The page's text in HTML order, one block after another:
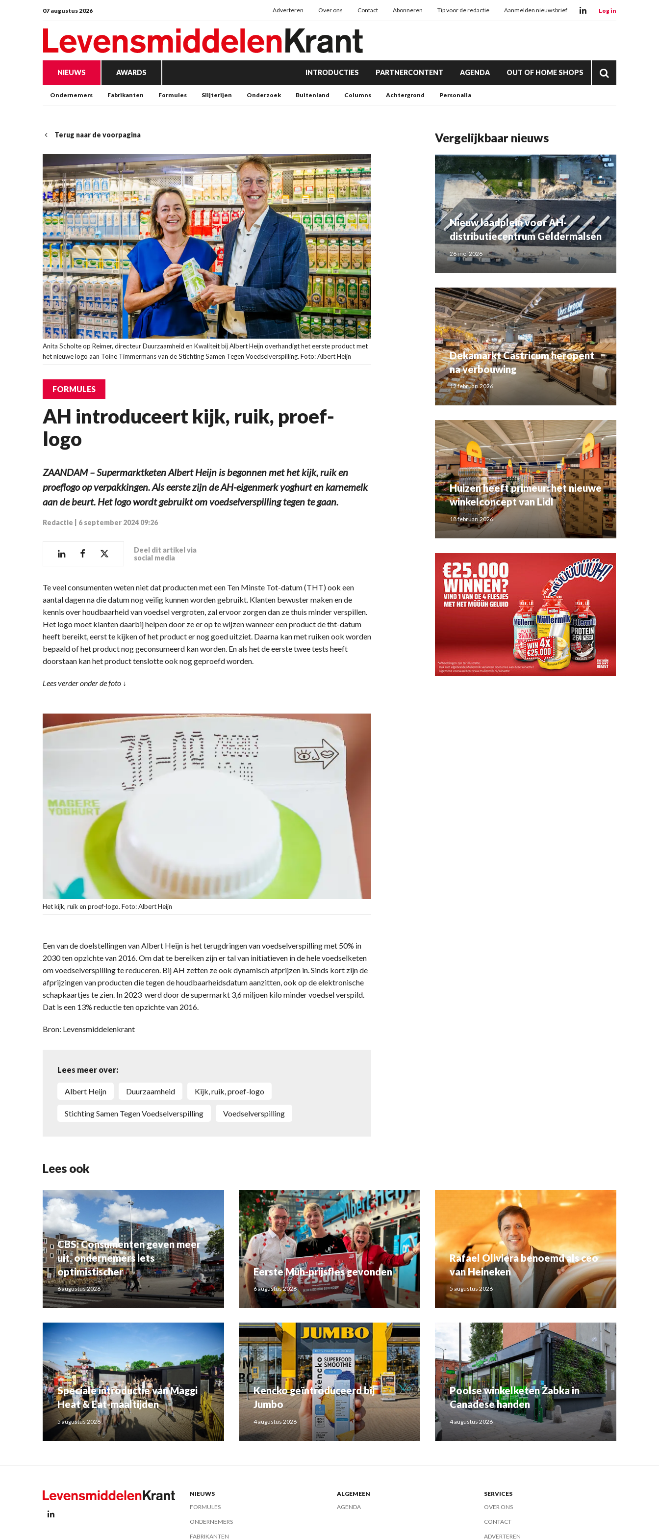
07 augustus 2026 Adverteren Over ons Contact Abonneren Tip voor de redactie Aanmelden nieuwsbrief Log in
NIEUWS AWARDS INTRODUCTIES PARTNERCONTENT AGENDA OUT OF HOME SHOPS
Ondernemers Fabrikanten Formules Slijterijen Onderzoek Buitenland Columns Achtergrond Personalia
Terug naar de voorpagina
Anita Scholte op Reimer, directeur Duurzaamheid en Kwaliteit bij Albert Heijn overhandigt het eerste product met
het nieuwe logo aan Toine Timmermans van de Stichting Samen Tegen Voedselverspilling. Foto: Albert Heijn
FORMULES
AH introduceert kijk, ruik, proef-
logo
ZAANDAM – Supermarktketen Albert Heijn is begonnen met het kijk, ruik en
proeflogo op verpakkingen. Als eerste zijn de AH-eigenmerk yoghurt en karnemelk
aan de beurt. Het logo wordt gebruikt om voedselverspilling tegen te gaan.
Redactie 6 september 2024 09:26
Deel dit artikel via
social media
Te veel consumenten weten niet dat producten met een Ten Minste Tot-datum (THT) ook een
aantal dagen na die datum nog veilig kunnen worden gebruikt. Klanten bewuster maken en de
kennis over houdbaarheid van voedsel vergroten, zal ervoor zorgen dan ze thuis minder verspillen.
Het logo moet klanten daarbij helpen door ze er op te wijzen wanneer een product de tht-datum
heeft bereikt, eerst te kijken of het product er nog goed uitziet. Daarna kan met ruiken ook worden
bepaald of het product nog geconsumeerd kan worden. En als het de eerste twee tests heeft
doorstaan kan het product tenslotte ook nog geproefd worden.
Lees verder onder de foto ↓
Het kijk, ruik en proef-logo. Foto: Albert Heijn
Een van de doelstellingen van Albert Heijn is het terugdringen van voedselverspilling met 50% in
2030 ten opzichte van 2016. Om dat te bereiken zijn er tal van initiatieven in de hele voedselketen
om voedselverspilling te reduceren. Bij AH zetten ze ook dynamisch afprijzen in. Sinds kort zijn de
afprijzingen van producten die tegen de houdbaarheidsdatum aanzitten, ook op de elektronische
schapkaartjes te zien. In 2023 werd door de supermarkt 3,6 miljoen kilo minder voedsel verspild.
Dat is een 13% reductie ten opzichte van 2016.
Bron: Levensmiddelenkrant
Lees meer over:
Albert Heijn duurzaamheid kijk, ruik, proef-logo
Stichting Samen Tegen Voedselverspilling voedselverspilling
Vergelijkbaar nieuws
Nieuw laadplein voor AH-
distributiecentrum Geldermalsen
26 mei 2026
Dekamarkt Castricum heropent
na verbouwing
12 februari 2026
Huizen heeft primeur: het nieuwe
winkelconcept van Lidl
18 februari 2026
Lees ook
CBS: Consumenten geven meer
uit, ondernemers iets
optimistischer
6 augustus 2026
Eerste Müh-prijsfles gevonden
6 augustus 2026
Rafael Oliviera benoemd als ceo
van Heineken
5 augustus 2026
Speciale introductie van Maggi
Heat & Eat-maaltijden
5 augustus 2026
Kencko geïntroduceerd bij
Jumbo
4 augustus 2026
Poolse winkelketen Żabka in
Canadese handen
4 augustus 2026
NIEUWS
FORMULES
ONDERNEMERS
FABRIKANTEN
ALGEMEEN
AGENDA
SERVICES
OVER ONS
CONTACT
ADVERTEREN